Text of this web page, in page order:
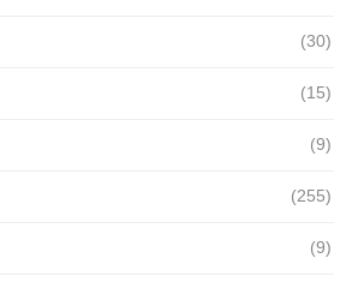
(30)
(15)
(9)
(255)
(9)